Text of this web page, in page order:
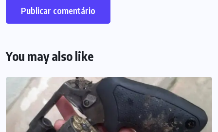
You may also like